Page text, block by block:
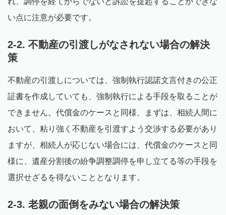
い点に注意が必要です。
2-2. 不動産の引渡しがなされない場合の解決
策
不動産の引渡しについては、強制執行認諾文言付きの公正
証書を作成していても、強制執行による手段を取ることが
できません。代償金のケースと同様、まずは、相続人間に
おいて、粘り強く不動産を引渡すよう交渉する必要があり
ますが、相続人が応じない場合には、代償金のケースと同
様に、遺産分割後の紛争調整調停を申し立てる等の手段を
選択せざるを得ないこととなります。
2-3. 老親の面倒をみない場合の解決策